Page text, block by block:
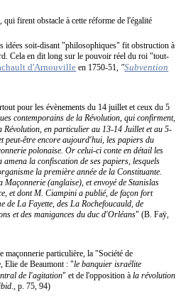
firent obstacle à cette réforme de l'égalité
idées soit-disant "philosophiques" fit obstruction à
Cela en dit long sur le pouvoir réel du roi "tout-
d'Arnouville en 1750-51, "Subvention
pour les évènements du 14 juillet et ceux du 5
contemporains de la Révolution, qui confirment,
Révolution, en particulier au 13-14 Juillet et au 5-
peut-être encore aujourd'hui, les papiers du
polonaise. Or celui-ci conte en détail les
la confiscation de ses papiers, lesquels
la première année de la Constituante.
(anglaise), et envoyé de Stanislas
et dont M. Ciampini a publié, de façon fort
de La Fayette, des La Rochefoucauld, de
et des manigances du duc d'Orléans" (B. Faÿ,
particulière, la "Société de
Elie de Beaumont : "le banquier israélite
de l'agitation" et de l'opposition àla révolution
ibid ., p. 75, 94)